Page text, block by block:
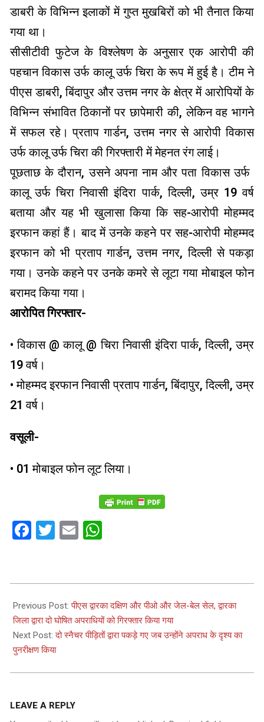
डाबरी के विभिन्न इलाकों में गुप्त मुखबिरों को भी तैनात किया
गया था।
सीसीटीवी फुटेज के विश्लेषण के अनुसार एक आरोपी की
पहचान विकास उर्फ ​​कालू उर्फ ​​चिरा के रूप में हुई है। टीम ने
पीएस डाबरी, बिंदापुर और उत्तम नगर के क्षेत्र में आरोपियों के
विभिन्न संभावित ठिकानों पर छापेमारी की, लेकिन वह भागने
में सफल रहे। प्रताप गार्डन, उत्तम नगर से आरोपी विकास
उर्फ ​​कालू उर्फ ​​चिरा की गिरफ्तारी में मेहनत रंग लाई।
पूछताछ के दौरान, उसने अपना नाम और पता विकास उर्फ ​​
कालू उर्फ ​​चिरा निवासी इंदिरा पार्क, दिल्ली, उम्र 19 वर्ष
बताया और यह भी खुलासा किया कि सह-आरोपी मोहम्मद
इरफान कहां हैं। बाद में उनके कहने पर सह-आरोपी मोहम्मद
इरफान को भी प्रताप गार्डन, उत्तम नगर, दिल्ली से पकड़ा
गया। उनके कहने पर उनके कमरे से लूटा गया मोबाइल फोन
बरामद किया गया।
आरोपित गिरफ्तार-
• विकास @ कालू @ चिरा निवासी इंदिरा पार्क, दिल्ली, उम्र
19 वर्ष।
• मोहम्मद इरफान निवासी प्रताप गार्डन, बिंदापुर, दिल्ली, उम्र
21 वर्ष।
वसूली-
• 01 मोबाइल फोन लूट लिया।
Facebook
Twitter
Email
10-
14
Previous Post:पीएस द्वारका दक्षिण और पीओ और जेल-बेल सेल, द्वारका
जिला द्वारा दो घोषित अपराधियों को गिरफ्तार किया गया
Next Post:दो स्नैचर पीड़ितों द्वारा पकड़े गए जब उन्होंने अपराध के दृश्य का
पुनरीक्षण किया
LEAVE A REPLY